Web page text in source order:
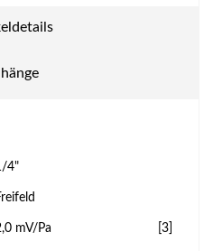
4"
mV/Pa [3]